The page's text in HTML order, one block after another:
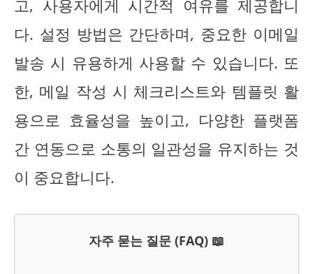
고, 사용자에게 시간적 여유를 제공합니
다. 설정 방법은 간단하며, 중요한 이메일
발송 시 유용하게 사용할 수 있습니다. 또
한, 메일 작성 시 체크리스트와 템플릿 활
용으로 효율성을 높이고, 다양한 플랫폼
간 연동으로 소통의 일관성을 유지하는 것
이 중요합니다.
자주 묻는 질문 (FAQ) 📖